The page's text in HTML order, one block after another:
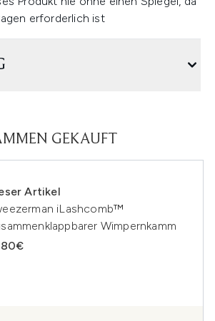
erforderlich ist
GEKAUFT
Artikel
iLashcomb™
Wimpernkamm